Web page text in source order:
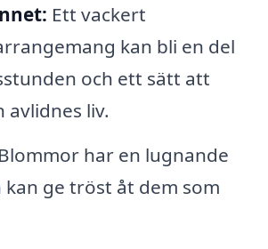
Ett vackert
kan bli en del
och ett sätt att
avlidnes liv.
Blommor har en lugnande
kan ge tröst åt dem som